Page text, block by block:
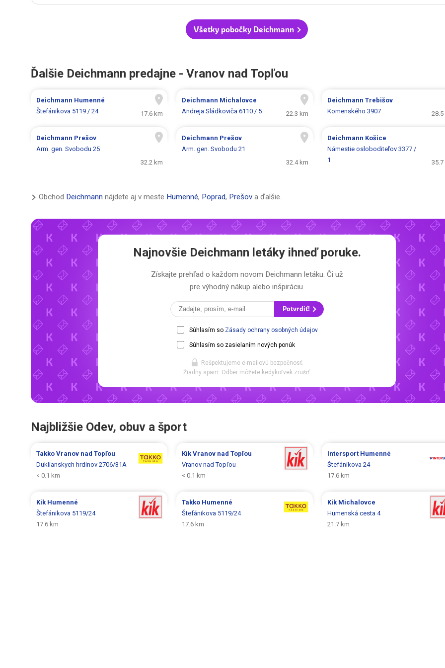
Všetky pobočky Deichmann
Ďalšie Deichmann predajne - Vranov nad Topľou
Deichmann Humenné
Štefánikova 5119 / 24
17.6 km
Deichmann Michalovce
Andreja Sládkoviča 6110 / 5
22.3 km
Deichmann Trebišov
Komenského 3907
Deichmann Prešov
Arm. gen. Svobodu 25
32.2 km
Deichmann Prešov
Arm. gen. Svobodu 21
32.4 km
Deichmann Košice
Námestie osloboditeľov 3377 /
1
Obchod Deichmann nájdete aj v meste Humenné, Poprad, Prešov a ďalšie.
Najnovšie Deichmann letákyihneď poruke.
Získajte prehľad o každom novom Deichmann letáku. Či už
pre výhodný nákup alebo inšpiráciu.
Potvrdiť!
Súhlasím so Zásady ochrany osobných údajov
Súhlasím so zasielaním nových ponúk
Rešpektujeme e-mailovú bezpečnosť.
Žiadny spam. Odber môžete kedykoľvek zrušiť.
Najbližšie Odev, obuv a šport
TakkoVranov nad Topľou
Duklianskych hrdinov 2706/31A
< 0.1 km
Kik Vranov nad Topľou
Vranov nad Topľou
< 0.1 km
Intersport Humenné
Štefánikova 24
17.6 km
Kik Humenné
Štefánikova 5119/24
17.6 km
Takko Humenné
Štefánikova 5119/24
17.6 km
Kik Michalovce
Humenská cesta 4
21.7 km